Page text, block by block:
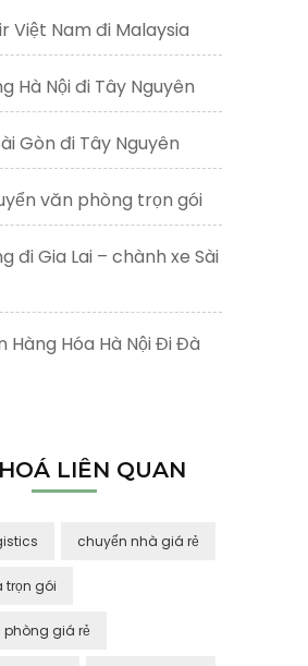
Việt Nam đi Malaysia
Hà Nội đi Tây Nguyên
Gòn đi Tây Nguyên
văn phòng trọn gói
đi Gia Lai – chành xe Sài
Hàng Hóa Hà Nội Đi Đà
LIÊN QUAN
chuyển nhà giá rẻ
trọn gói
phòng giá rẻ